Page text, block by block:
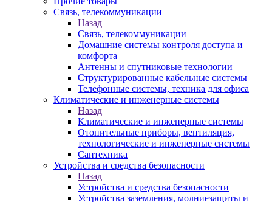
Связь, телекоммуникации
Назад
Связь, телекоммуникации
Домашние системы контроля доступа и
комфорта
Антенны и спутниковые технологии
Структурированные кабельные системы
Телефонные системы, техника для офиса
Климатические и инженерные системы
Назад
Климатические и инженерные системы
Отопительные приборы, вентиляция,
технологические и инженерные системы
Сантехника
Устройства и средства безопасности
Назад
Устройства и средства безопасности
Устройства заземления, молниезащиты и